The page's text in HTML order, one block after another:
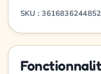
SKU : 3616836244852